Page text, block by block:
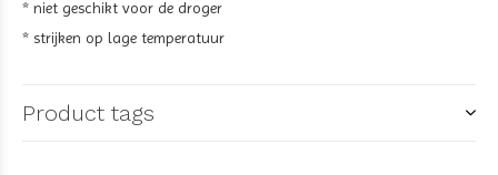
* niet geschikt voor de droger
* strijken op lage temperatuur
Product tags